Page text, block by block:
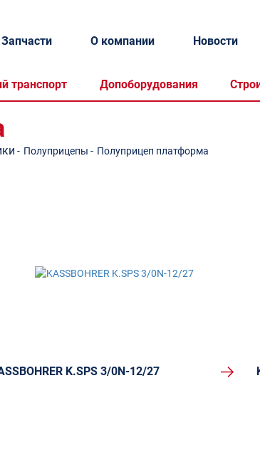
транспорт Допоборудования
Запчасти О компании Новости
- Полуприцепы - Полуприцеп платформа
K.SPS 3/0N-12/27